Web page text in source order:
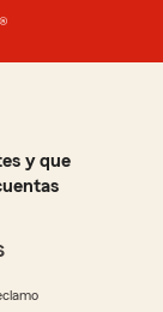
y que